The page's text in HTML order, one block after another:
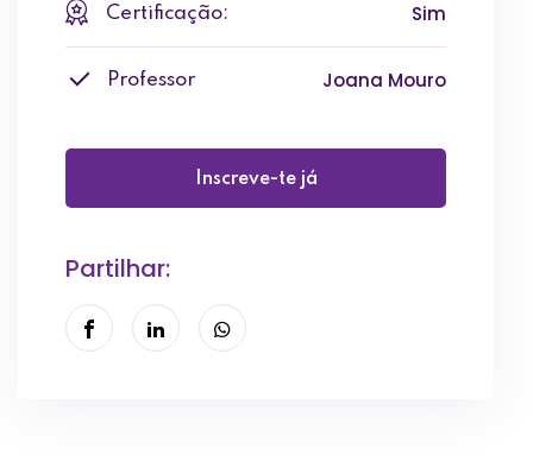
Certificação: Sim
Professor Joana Mouro
Inscreve-te já
Partilhar: